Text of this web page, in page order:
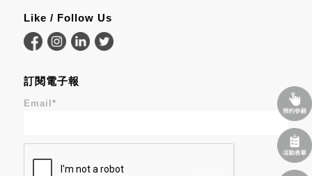
Like / Follow Us
訂閱電子報
Email *